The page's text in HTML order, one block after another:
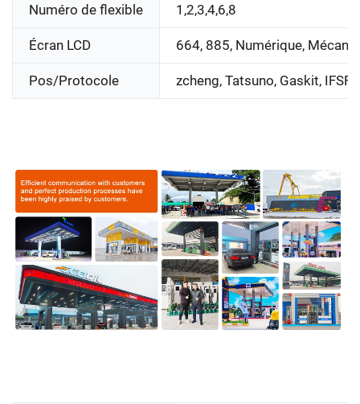
Numéro de flexible 1,2,3,4,6,8
Écran LCD 664, 885, Numérique,
Pos/Protocole zcheng, Tatsuno, Gaskit, IFSF,